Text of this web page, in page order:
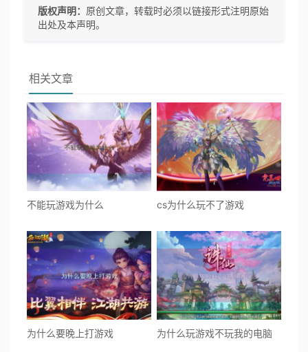
版权声明： 原创文章，转载时必须以链接形式注明原始
出处及本声明。
相关文章
不能玩游戏为什么 cs为什么玩不了游戏
为什么要晚上打游戏 为什么玩游戏不玩我的电脑